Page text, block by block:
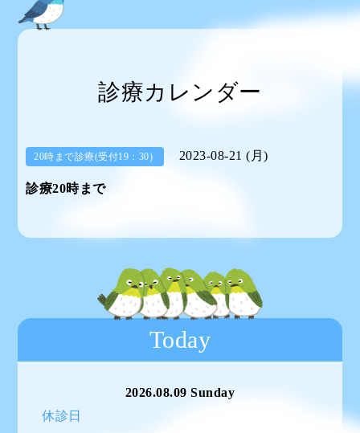
診療カレンダー
20時まで診療(受付19：30) 2023-08-21 (月)
診療20時まで
Today
2026.08.09 Sunday
休診日